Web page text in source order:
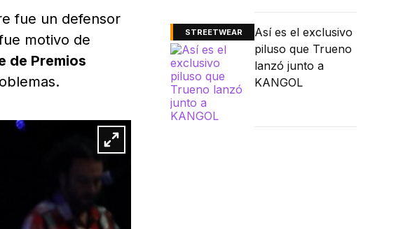
fue un defensor
motivo de
de Premios
STREETWEAR
Así es el exclusivo
piluso que Trueno
lanzó junto a
KANGOL